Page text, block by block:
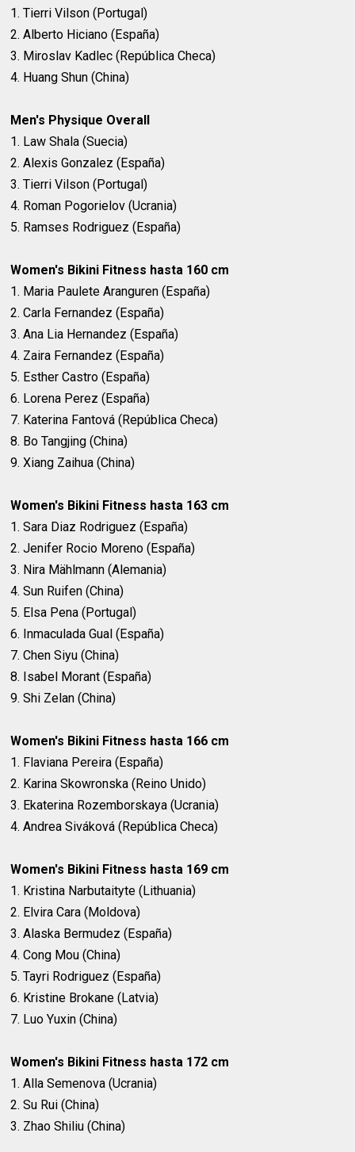
1. Tierri Vilson (Portugal)
2. Alberto Hiciano (España)
3. Miroslav Kadlec (República Checa)
4. Huang Shun (China)
Men's Physique Overall
1. Law Shala (Suecia)
2. Alexis Gonzalez (España)
3. Tierri Vilson (Portugal)
4. Roman Pogorielov (Ucrania)
5. Ramses Rodriguez (España)
Women's Bikini Fitness hasta 160 cm
1. Maria Paulete Aranguren (España)
2. Carla Fernandez (España)
3. Ana Lia Hernandez (España)
4. Zaira Fernandez (España)
5. Esther Castro (España)
6. Lorena Perez (España)
7. Katerina Fantová (República Checa)
8. Bo Tangjing (China)
9. Xiang Zaihua (China)
Women's Bikini Fitness hasta 163 cm
1. Sara Diaz Rodriguez (España)
2. Jenifer Rocio Moreno (España)
3. Nira Mählmann (Alemania)
4. Sun Ruifen (China)
5. Elsa Pena (Portugal)
6. Inmaculada Gual (España)
7. Chen Siyu (China)
8. Isabel Morant (España)
9. Shi Zelan (China)
Women's Bikini Fitness hasta 166 cm
1. Flaviana Pereira (España)
2. Karina Skowronska (Reino Unido)
3. Ekaterina Rozemborskaya (Ucrania)
4. Andrea Siváková (República Checa)
Women's Bikini Fitness hasta 169 cm
1. Kristina Narbutaityte (Lithuania)
2. Elvira Cara (Moldova)
3. Alaska Bermudez (España)
4. Cong Mou (China)
5. Tayri Rodriguez (España)
6. Kristine Brokane (Latvia)
7. Luo Yuxin (China)
Women's Bikini Fitness hasta 172 cm
1. Alla Semenova (Ucrania)
2. Su Rui (China)
3. Zhao Shiliu (China)